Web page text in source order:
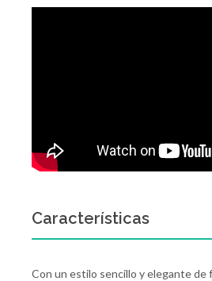
Características
Con un estilo sencillo y elegante de